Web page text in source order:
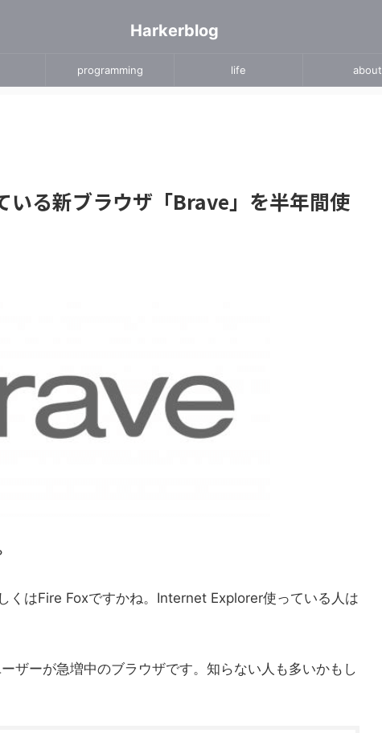
Harkerblog
programming life about
いる新ブラウザ「Brave」を半年間使
くはFire Foxですかね。Internet Explorer使っている人は
ザーが急増中のブラウザです。知らない人も多いかもし